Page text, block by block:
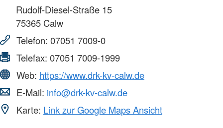
Rudolf-Diesel-Straße 15
75365 Calw
Telefon: 07051 7009-0
Telefax: 07051 7009-1999
Web: https://www.drk-kv-calw.de
E-Mail: info@drk-kv-calw.de
Karte: Link zur Google Maps Ansicht